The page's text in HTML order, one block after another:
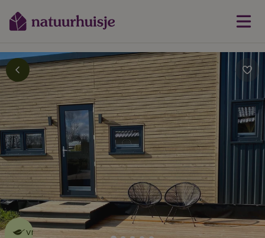
Dit natuurhuisje is eco-
vriendelijklees meer